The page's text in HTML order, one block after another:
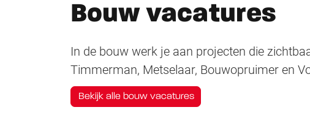
Bouw vacatures
In de bouw werk je aan projecten die
Timmerman, Metselaar, Bouwopruimer en
Bekijk alle bouw vacatures